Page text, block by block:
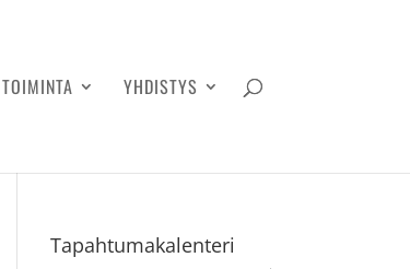
TOIMINTA YHDISTYS
Tapahtumakalenteri